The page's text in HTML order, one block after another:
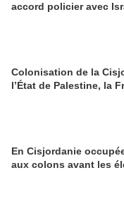
accord policier avec
Colonisation de la
l’État de Palestine, la
En Cisjordanie
aux colons avant les